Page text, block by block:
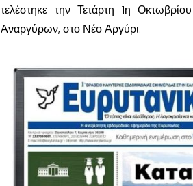
τελέστηκε την Τετάρτη 1η
Αναργύρων, στο Νέο Αργύρι.